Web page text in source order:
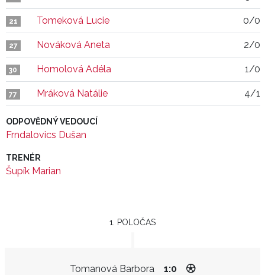
21 Tomeková Lucie 0/0
27 Nováková Aneta 2/0
30 Homolová Adéla 1/0
77 Mráková Natálie 4/1
ODPOVĚDNÝ VEDOUCÍ
Frndalovics Dušan
TRENÉR
Šupík Marian
1. POLOČAS
Tomanová Barbora 1:0